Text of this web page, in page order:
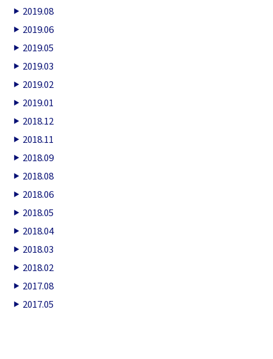
2019.08
2019.06
2019.05
2019.03
2019.02
2019.01
2018.12
2018.11
2018.09
2018.08
2018.06
2018.05
2018.04
2018.03
2018.02
2017.08
2017.05